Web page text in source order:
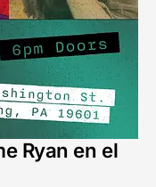
Ryan en el